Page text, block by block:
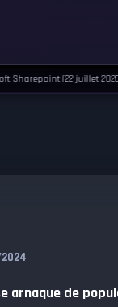
arnaque de
Sharepoint (22 juillet 2026)